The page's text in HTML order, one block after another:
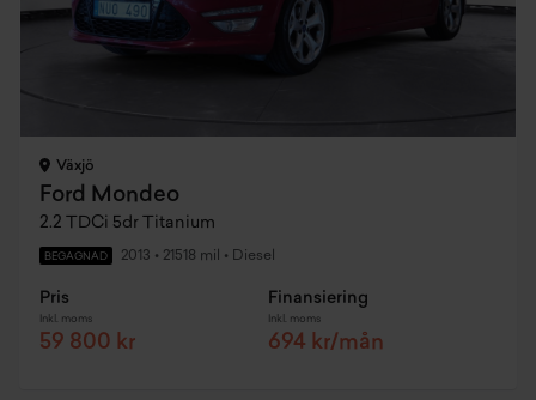
Växjö
Ford Mondeo
2.2 TDCi 5dr Titanium
BEGAGNAD 2013 • 21518 mil • Diesel
Pris
Inkl. moms
59 800 kr
Finansiering
Inkl. moms
694 kr/mån